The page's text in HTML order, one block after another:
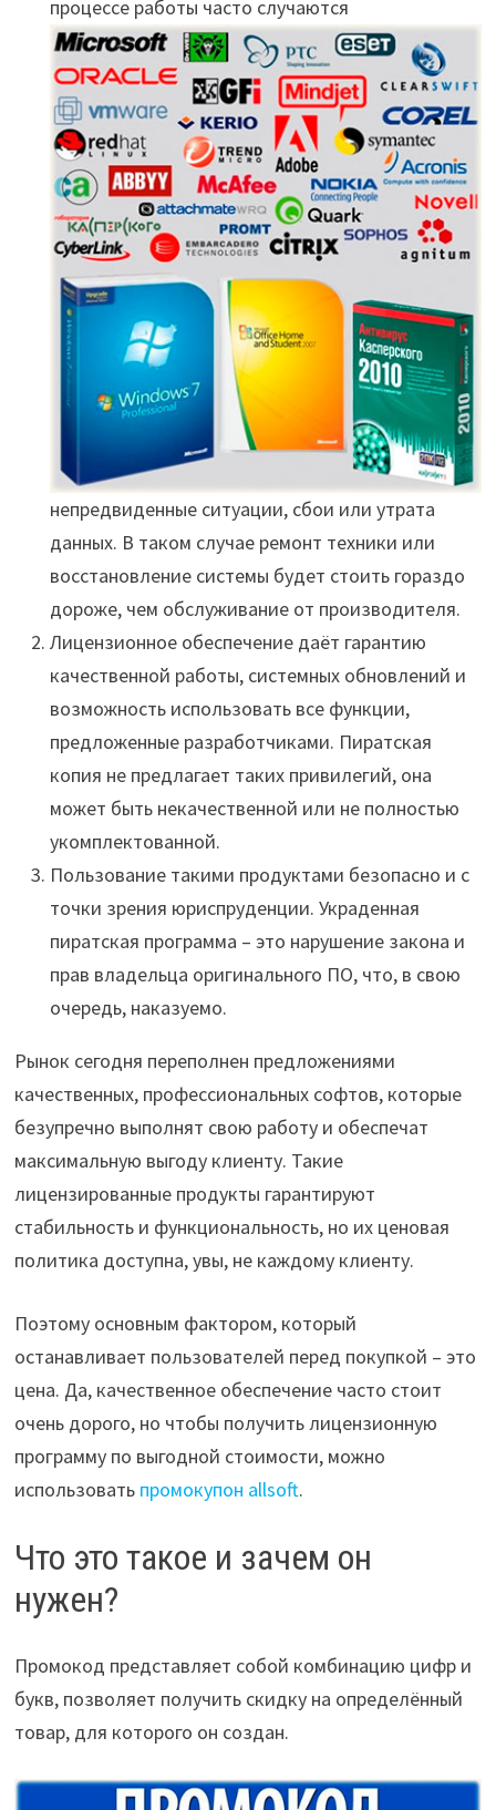
процессе работы часто случаются
непредвиденные ситуации, сбои или утрата
данных. В таком случае ремонт техники или
восстановление системы будет стоить гораздо
дороже, чем обслуживание от производителя.
Лицензионное обеспечение даёт гарантию
качественной работы, системных обновлений и
возможность использовать все функции,
предложенные разработчиками. Пиратская
копия не предлагает таких привилегий, она
может быть некачественной или не полностью
укомплектованной.
Пользование такими продуктами безопасно и с
точки зрения юриспруденции. Украденная
пиратская программа – это нарушение закона и
прав владельца оригинального ПО, что, в свою
очередь, наказуемо.
Рынок сегодня переполнен предложениями
качественных, профессиональных софтов, которые
безупречно выполнят свою работу и обеспечат
максимальную выгоду клиенту. Такие
лицензированные продукты гарантируют
стабильность и функциональность, но их ценовая
политика доступна, увы, не каждому клиенту.
Поэтому основным фактором, который
останавливает пользователей перед покупкой – это
цена. Да, качественное обеспечение часто стоит
очень дорого, но чтобы получить лицензионную
программу по выгодной стоимости, можно
использовать промокупон allsoft.
Что это такое и зачем он
нужен?
Промокод представляет собой комбинацию цифр и
букв, позволяет получить скидку на определённый
товар, для которого он создан.